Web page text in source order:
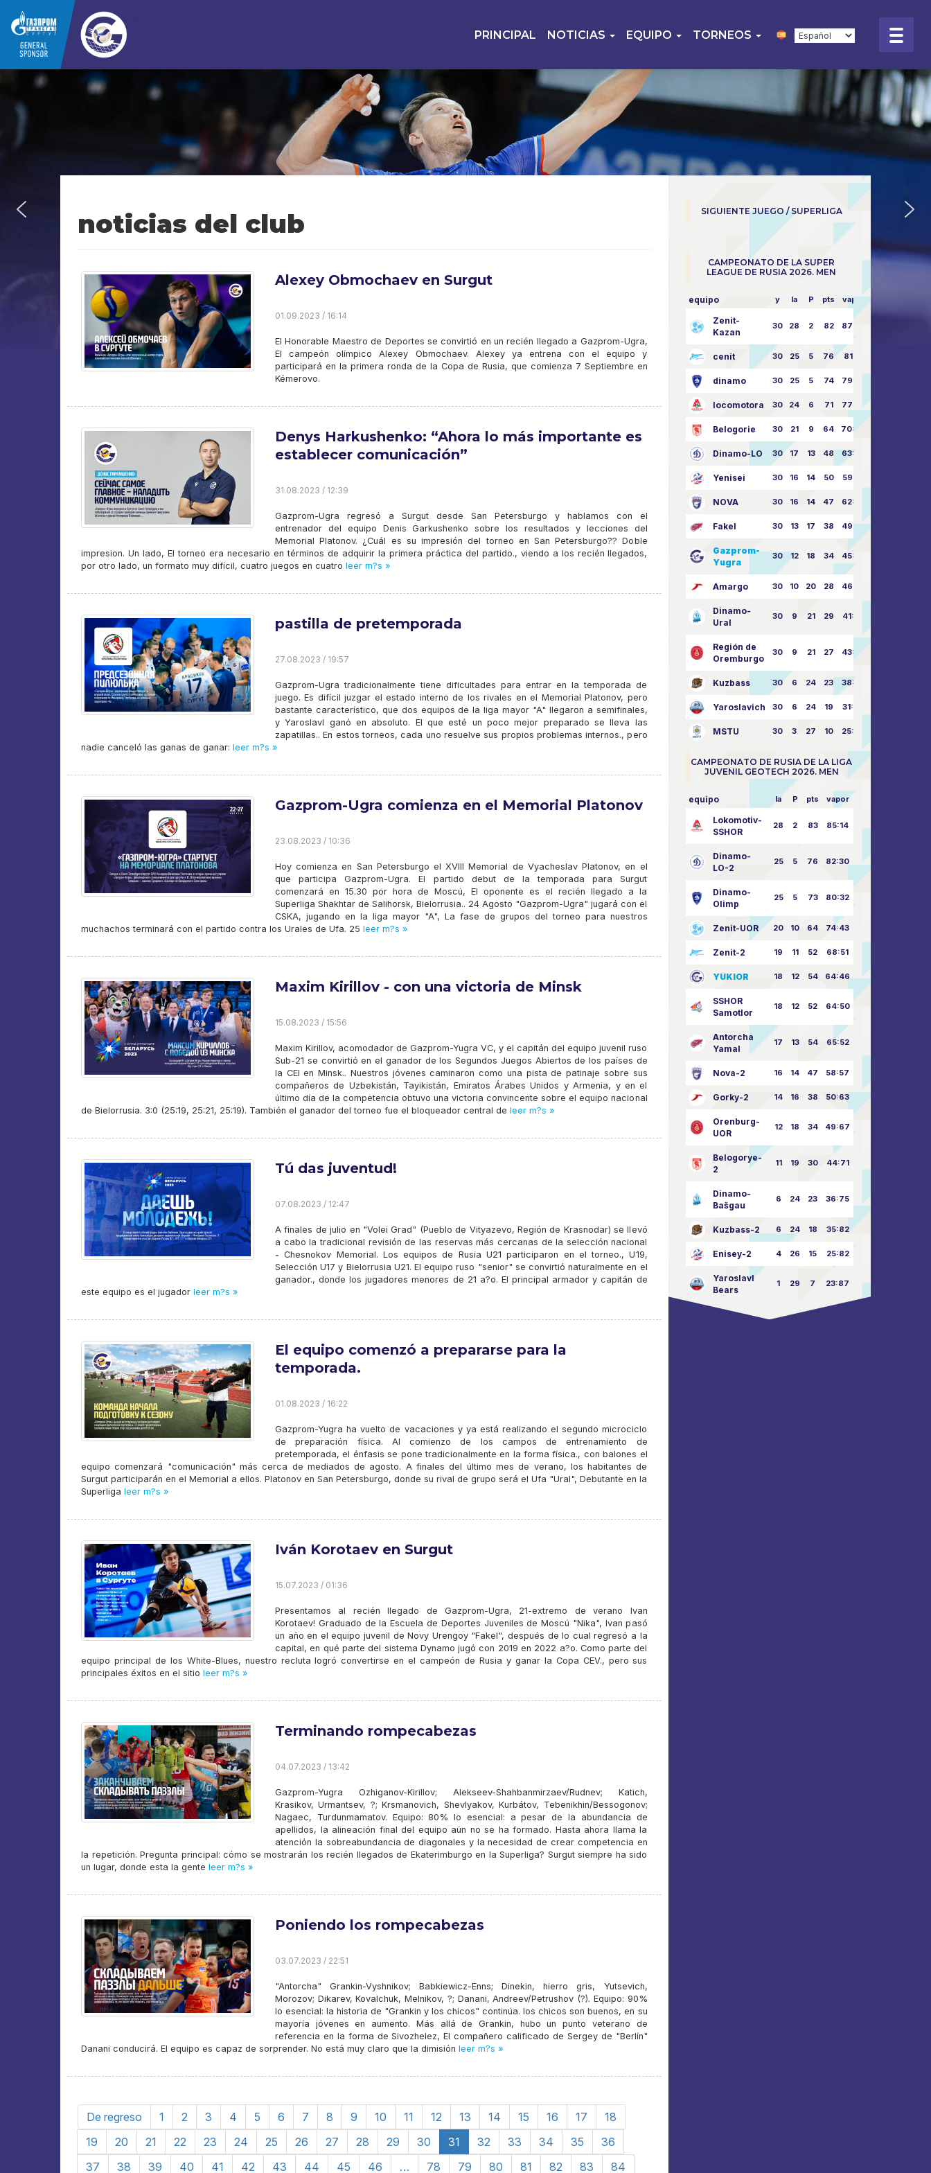
PRINCIPAL NOTICIAS EQUIPO TORNEOS
noticias del club
Alexey Obmochaev en Surgut
01.09.2023 / 16:14
El Honorable Maestro de Deportes se convirtió en un recién llegado a Gazprom-Ugra,
El campeón olímpico Alexey Obmochaev. Alexey ya entrena con el equipo y
participará en la primera ronda de la Copa de Rusia, que comienza 7 Septiembre en
Kémerovo.
Denys Harkushenko: “Ahora lo más importante es
establecer comunicación”
31.08.2023 / 12:39
Gazprom-Ugra regresó a Surgut desde San Petersburgo y hablamos con el
entrenador del equipo Denis Garkushenko sobre los resultados y lecciones del
Memorial Platonov. ¿Cuál es su impresión del torneo en San Petersburgo?? Doble
impresion. Un lado, El torneo era necesario en términos de adquirir la primera práctica del partido., viendo a los recién llegados,
por otro lado, un formato muy difícil, cuatro juegos en cuatro leer m?s »
pastilla de pretemporada
27.08.2023 / 19:57
Gazprom-Ugra tradicionalmente tiene dificultades para entrar en la temporada de
juego. Es difícil juzgar el estado interno de los rivales en el Memorial Platonov, pero
bastante característico, que dos equipos de la liga mayor "A" llegaron a semifinales,
y Yaroslavl ganó en absoluto. El que esté un poco mejor preparado se lleva las
zapatillas.. En estos torneos, cada uno resuelve sus propios problemas internos., pero
nadie canceló las ganas de ganar: leer m?s »
Gazprom-Ugra comienza en el Memorial Platonov
23.08.2023 / 10:36
Hoy comienza en San Petersburgo el XVIII Memorial de Vyacheslav Platonov, en el
que participa Gazprom-Ugra. El partido debut de la temporada para Surgut
comenzará en 15.30 por hora de Moscú, El oponente es el recién llegado a la
Superliga Shakhtar de Salihorsk, Bielorrusia.. 24 Agosto "Gazprom-Ugra" jugará con el
CSKA, jugando en la liga mayor "A", La fase de grupos del torneo para nuestros
muchachos terminará con el partido contra los Urales de Ufa. 25 leer m?s »
Maxim Kirillov - con una victoria de Minsk
15.08.2023 / 15:56
Maxim Kirillov, acomodador de Gazprom-Yugra VC, y el capitán del equipo juvenil ruso
Sub-21 se convirtió en el ganador de los Segundos Juegos Abiertos de los países de
la CEI en Minsk.. Nuestros jóvenes caminaron como una pista de patinaje sobre sus
compañeros de Uzbekistán, Tayikistán, Emiratos Árabes Unidos y Armenia, y en el
último día de la competencia obtuvo una victoria convincente sobre el equipo nacional
de Bielorrusia. 3:0 (25:19, 25:21, 25:19). También el ganador del torneo fue el bloqueador central de leer m?s »
Tú das juventud!
07.08.2023 / 12:47
A finales de julio en "Volei Grad" (Pueblo de Vityazevo, Región de Krasnodar) se llevó
a cabo la tradicional revisión de las reservas más cercanas de la selección nacional
- Chesnokov Memorial. Los equipos de Rusia U21 participaron en el torneo., U19,
Selección U17 y Bielorrusia U21. El equipo ruso "senior" se convirtió naturalmente en el
ganador., donde los jugadores menores de 21 a?o. El principal armador y capitán de
este equipo es el jugador leer m?s »
El equipo comenzó a prepararse para la
temporada.
01.08.2023 / 16:22
Gazprom-Yugra ha vuelto de vacaciones y ya está realizando el segundo microciclo
de preparación física. Al comienzo de los campos de entrenamiento de
pretemporada, el énfasis se pone tradicionalmente en la forma física., con balones el
equipo comenzará "comunicación" más cerca de mediados de agosto. A finales del último mes de verano, los habitantes de
Surgut participarán en el Memorial a ellos. Platonov en San Petersburgo, donde su rival de grupo será el Ufa "Ural", Debutante en la
Superliga leer m?s »
Iván Korotaev en Surgut
15.07.2023 / 01:36
Presentamos al recién llegado de Gazprom-Ugra, 21-extremo de verano Ivan
Korotaev! Graduado de la Escuela de Deportes Juveniles de Moscú "Nika", Ivan pasó
un año en el equipo juvenil de Novy Urengoy "Fakel", después de lo cual regresó a la
capital, en qué parte del sistema Dynamo jugó con 2019 en 2022 a?o. Como parte del
equipo principal de los White-Blues, nuestro recluta logró convertirse en el campeón de Rusia y ganar la Copa CEV., pero sus
principales éxitos en el sitio leer m?s »
Terminando rompecabezas
04.07.2023 / 13:42
Gazprom-Yugra Ozhiganov-Kirillov; Alekseev-Shahbanmirzaev/Rudnev; Katich,
Krasikov, Urmantsev, ?; Krsmanovich, Shevlyakov, Kurbátov, Tebenikhin/Bessogonov;
Nagaec, Turdunmamatov. Equipo: 80% lo esencial: a pesar de la abundancia de
apellidos, la alineación final del equipo aún no se ha formado. Hasta ahora llama la
atención la sobreabundancia de diagonales y la necesidad de crear competencia en
la repetición. Pregunta principal: cómo se mostrarán los recién llegados de Ekaterimburgo en la Superliga? Surgut siempre ha sido
un lugar, donde esta la gente leer m?s »
Poniendo los rompecabezas
03.07.2023 / 22:51
"Antorcha" Grankin-Vyshnikov; Babkiewicz-Enns; Dinekin, hierro gris, Yutsevich,
Morozov; Dikarev, Kovalchuk, Melnikov, ?; Danani, Andreev/Petrushov (?). Equipo: 90%
lo esencial: la historia de "Grankin y los chicos" continúa. los chicos son buenos, en su
mayoría jóvenes en aumento. Más allá de Grankin, hubo un punto veterano de
referencia en la forma de Sivozhelez, El compañero calificado de Sergey de "Berlín"
Danani conducirá. El equipo es capaz de sorprender. No está muy claro que la dimisión leer m?s »
De regreso 1 2 3 4 5 6 7 8 9 10 11 12 13 14 15 16 17
18
19
20 21 22 23 24 25 26 27 28 29 30 31 32 33 34 35
36
37
38 39 40 41 42 43 44 45 46 … 78 79 80 81 82 83 84
SIGUIENTE JUEGO / SUPERLIGA
CAMPEONATO DE LA SUPER
LEAGUE DE RUSIA 2026. MEN
equipo y la P pts vapor
Zenit-
Kazan
30 28 2 82 87:24
cenit 30 25 5 76 81:21
dinamo 30 25 5 74 79:26
locomotora 30 24 6 71 77:33
Belogorie 30 21 9 64 70:40
Dinamo-LO 30 17 13 48 63:57
Yenisei 30 16 14 50 59:53
NOVA 30 16 14 47 62:58
Fakel 30 13 17 38 49:62
Gazprom-
Yugra
30 12 18 34 45:63
Amargo 30 10 20 28 46:73
Dinamo-
Ural
30 9 21 29 41:70
Región de
Oremburgo
30 9 21 27 43:73
Kuzbass 30 6 24 23 38:76
Yaroslavich 30 6 24 19 31:80
MSTU 30 3 27 10 25:87
CAMPEONATO DE RUSIA DE LA LIGA
JUVENIL GEOTECH 2026. MEN
equipo la P pts vapor
Lokomotiv-
SSHOR
28 2 83 85:14
Dinamo-
LO-2
25 5 76 82:30
Dinamo-
Olimp
25 5 73 80:32
Zenit-UOR 20 10 64 74:43
Zenit-2 19 11 52 68:51
YUKIOR 18 12 54 64:46
SSHOR
Samotlor
18 12 52 64:50
Antorcha
Yamal
17 13 54 65:52
Nova-2 16 14 47 58:57
Gorky-2 14 16 38 50:63
Orenburg-
UOR
12 18 34 49:67
Belogorye-
2
11 19 30 44:71
Dinamo-
Bašgau
6 24 23 36:75
Kuzbass-2 6 24 18 35:82
Enisey-2 4 26 15 25:82
Yaroslavl
Bears
1 29 7 23:87